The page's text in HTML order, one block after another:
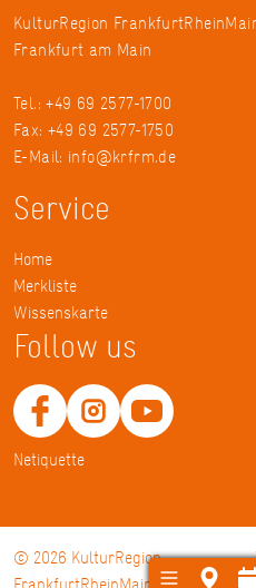
KulturRegion
Frankfurt am Main
Tel.: +49 69 2577-1700
Fax: +49 69 2577-1750
E-Mail: info@krfrm.de
Service
Home
Merkliste
Wissenskarte
Follow us
Netiquette
© 2026 KulturRegion